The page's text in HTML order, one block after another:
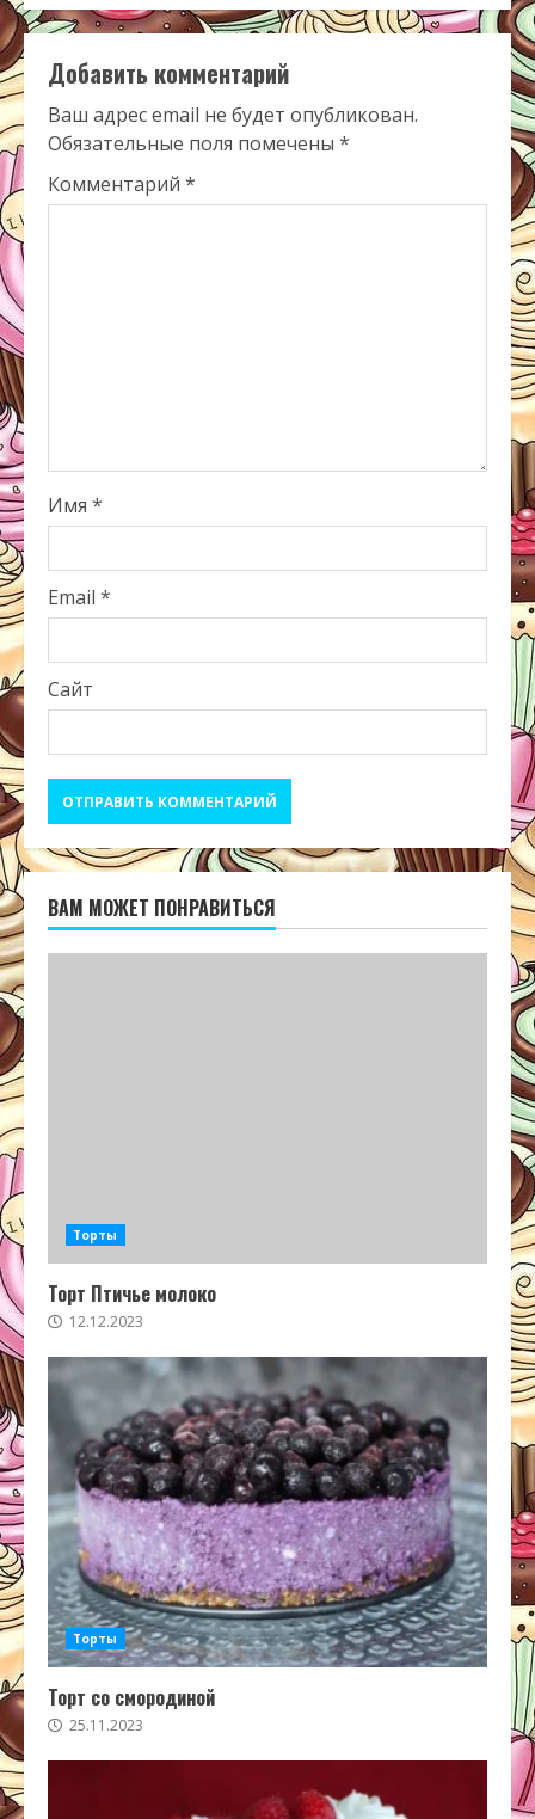
Добавить комментарий
Ваш адрес email не будет опубликован.
Обязательные поля помечены *
Комментарий *
Имя *
Email *
Сайт
ВАМ МОЖЕТ ПОНРАВИТЬСЯ
Торты
Торт Птичье молоко
12.12.2023
Торты
Торт со смородиной
25.11.2023